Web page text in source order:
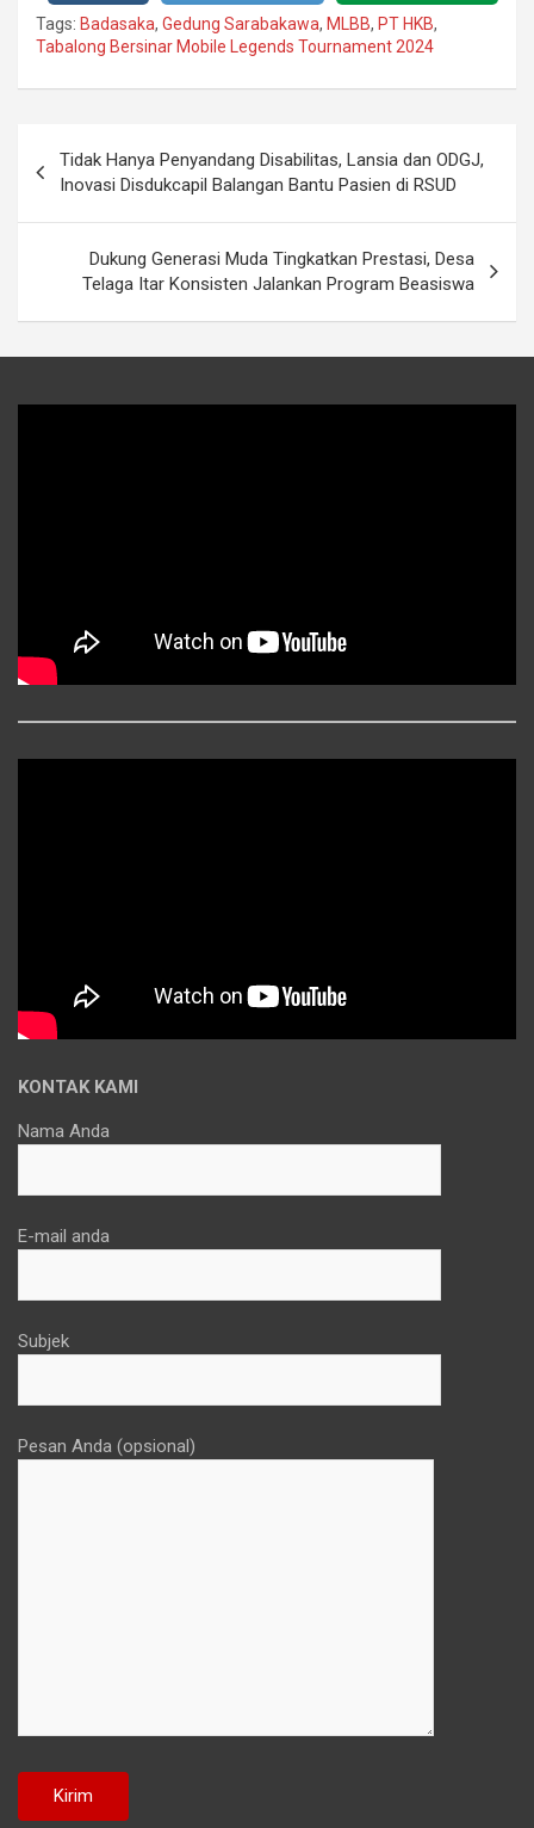
Tags: Badasaka, Gedung Sarabakawa, MLBB, PT HKB,
Tabalong Bersinar Mobile Legends Tournament 2024
pos
Tidak Hanya Penyandang Disabilitas, Lansia dan ODGJ,
Inovasi Disdukcapil Balangan Bantu Pasien di RSUD
Dukung Generasi Muda Tingkatkan Prestasi, Desa
Telaga Itar Konsisten Jalankan Program Beasiswa
KONTAK KAMI
Nama Anda
E-mail anda
Subjek
Pesan Anda (opsional)